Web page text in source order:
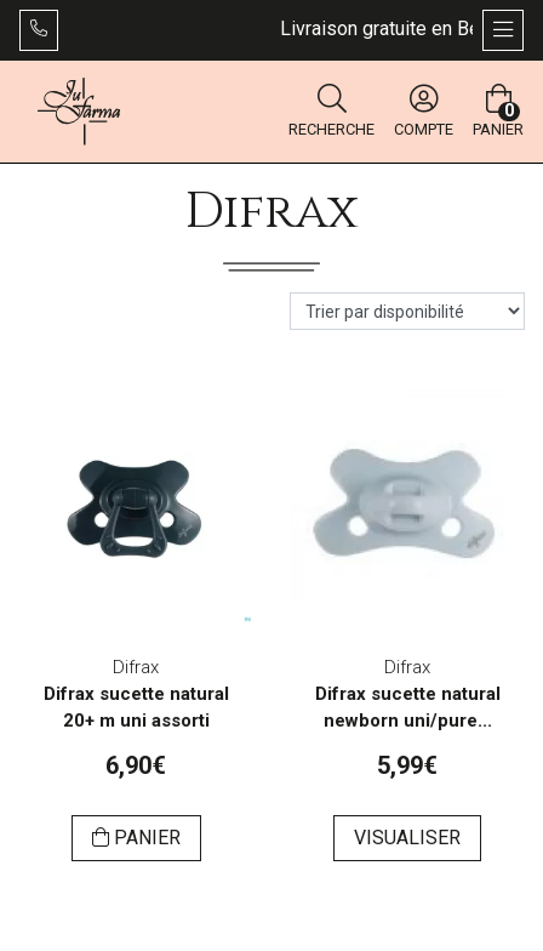
Livraison gratuite en Belgique
RECHERCHE COMPTE PANIER
0
Difrax
Difrax
Difrax sucette natural
20+ m uni assorti
6,90€
PANIER
Difrax
Difrax sucette natural
newborn uni/pure...
5,99€
VISUALISER